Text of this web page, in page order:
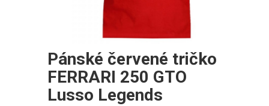
Pánské červené tričko
FERRARI 250 GTO
Lusso Legends